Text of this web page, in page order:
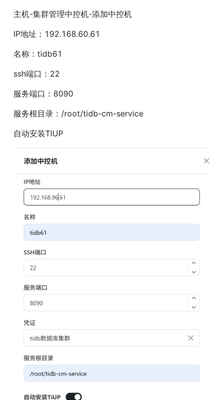
主机-集群管理中控机-添加中控机
IP地址：192.168.60.61
名称：tidb61
ssh端口：22
服务端口：8090
服务根目录：/root/tidb-cm-service
自动安装TIUP